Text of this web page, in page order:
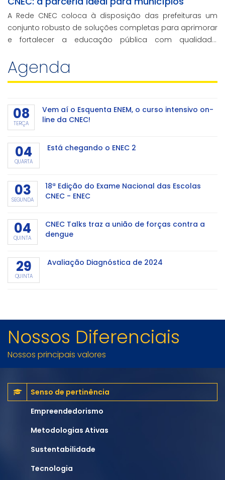
A Rede CNEC coloca à disposição das prefeituras um
conjunto robusto de soluções completas para aprimorar
e fortalecer a educação pública com qualidade,
que não participaram da Marcha dos Prefeito
Agenda
08
TERÇA
Vem aí o Esquenta ENEM, o curso intensivo on-
line da CNEC!
04
QUARTA
Está chegando o ENEC 2
03
SEGUNDA
18ª Edição do Exame Nacional das Escolas
CNEC - ENEC
04
QUINTA
CNEC Talks traz a união de forças contra a
dengue
29
QUINTA
Avaliação Diagnóstica de 2024
Nossos Diferenciais
Nossos principais valores
Senso de pertinência
Empreendedorismo
Metodologias Ativas
Sustentabilidade
Tecnologia